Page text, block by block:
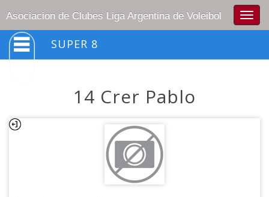
Asociacion de Clubes Liga Argentina de Voleibol
SUPER 8
14 Crer Pablo